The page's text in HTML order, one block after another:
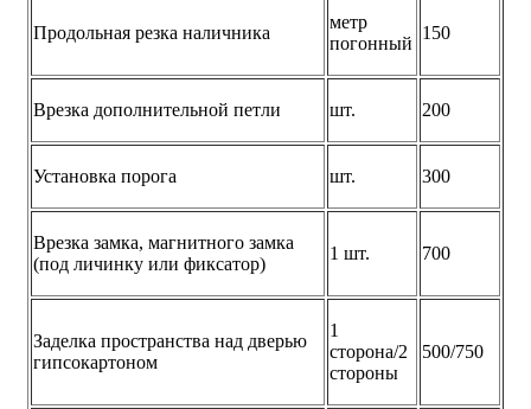
Продольная резка наличника
метр
погонный
150
Врезка дополнительной петли шт. 200
Установка порога шт. 300
Врезка замка, магнитного замка
(под личинку или фиксатор)
1 шт. 700
Заделка пространства над дверью
гипсокартоном
1
сторона/2
стороны
500/750